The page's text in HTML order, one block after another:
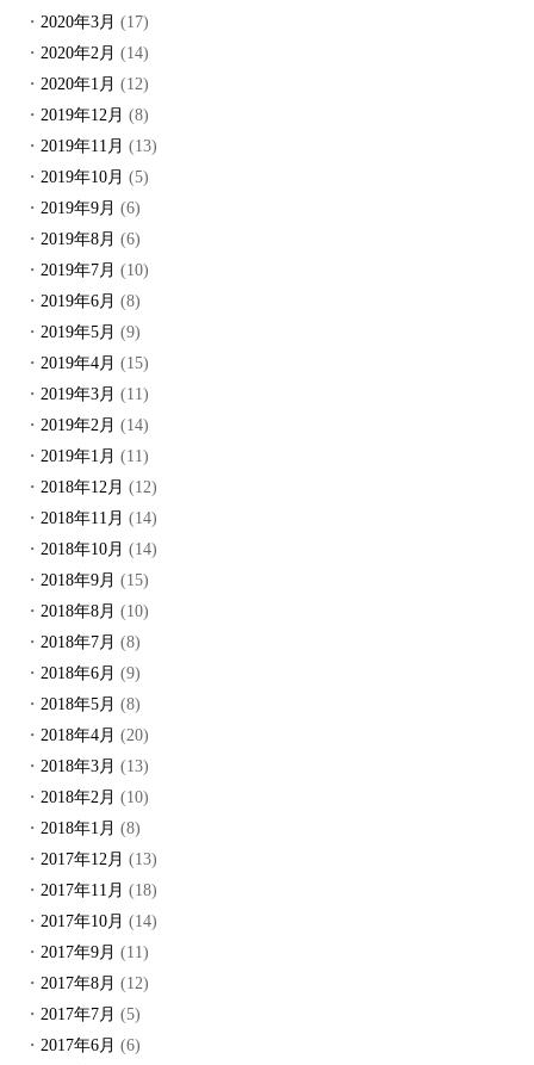
2020年3月 (17)
2020年2月 (14)
2020年1月 (12)
2019年12月 (8)
2019年11月 (13)
2019年10月 (5)
2019年9月 (6)
2019年8月 (6)
2019年7月 (10)
2019年6月 (8)
2019年5月 (9)
2019年4月 (15)
2019年3月 (11)
2019年2月 (14)
2019年1月 (11)
2018年12月 (12)
2018年11月 (14)
2018年10月 (14)
2018年9月 (15)
2018年8月 (10)
2018年7月 (8)
2018年6月 (9)
2018年5月 (8)
2018年4月 (20)
2018年3月 (13)
2018年2月 (10)
2018年1月 (8)
2017年12月 (13)
2017年11月 (18)
2017年10月 (14)
2017年9月 (11)
2017年8月 (12)
2017年7月 (5)
2017年6月 (6)